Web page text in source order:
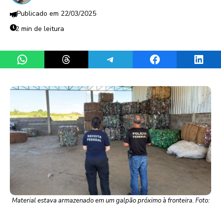
22/03/2025
2 min de leitura
Share on WhatsAppShare on ThreadsShare on TelegramShare on Facebook
Material estava armazenado em um galpão próximo à fronteira. Foto: